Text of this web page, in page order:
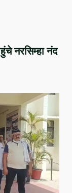
नरसिम्हा नंद